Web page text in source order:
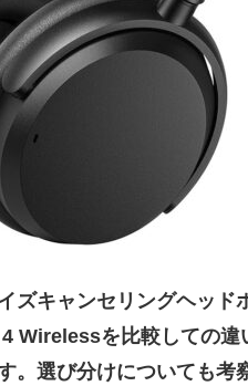
ズキャンセリングヘッ
Wirelessを比較しての
。選び分けについても考